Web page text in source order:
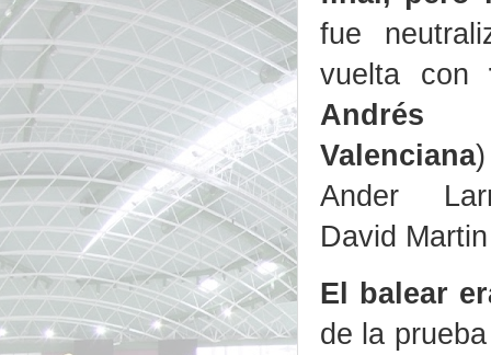
fue
vuelta con
Andrés
Valenciana
Ander
David
El balear
de la